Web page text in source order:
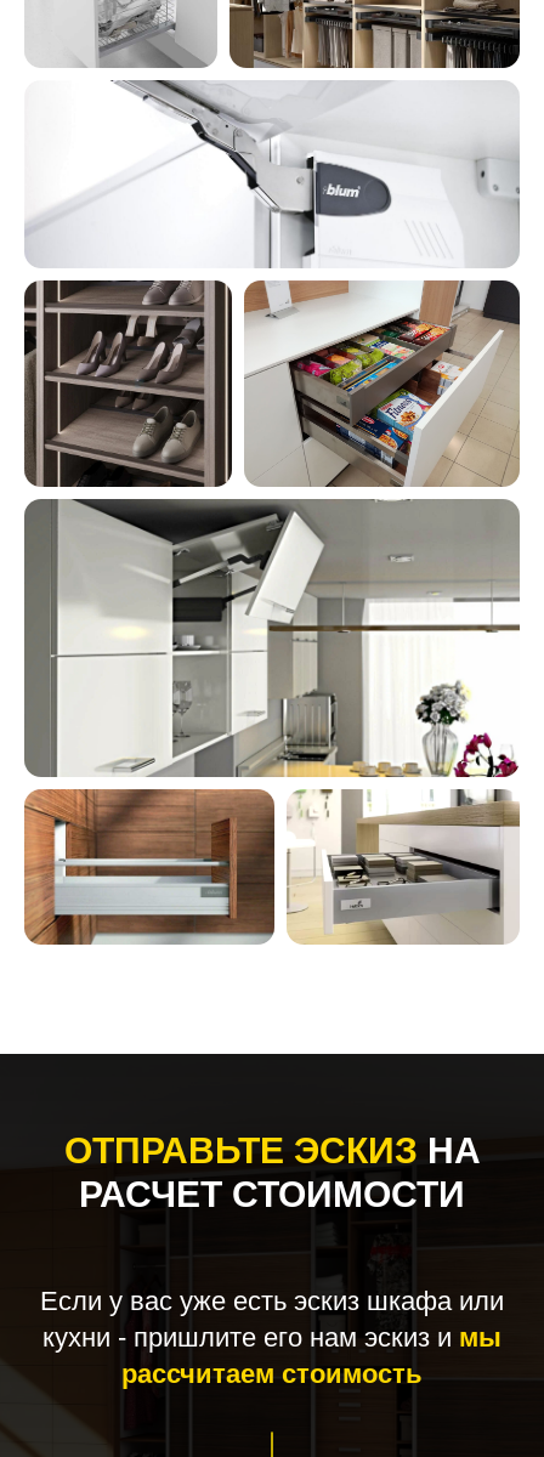
ОТПРАВЬТЕ ЭСКИЗ НА
РАСЧЕТ СТОИМОСТИ
Если у вас уже есть эскиз шкафа или
кухни - пришлите его нам эскиз и мы
рассчитаем стоимость